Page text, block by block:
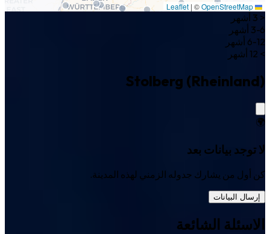
| ©OpenStreetMap
< 3 أشهر
3-6 أشهر
6-12 أشهر
> 12 أشهر
Stolberg (Rheinland)
🌍
لا توجد بيانات بعد
كن أول من يشارك جدوله الزمني لهذه المدينة.
إرسال البيانات
الاسئلة الشائعة